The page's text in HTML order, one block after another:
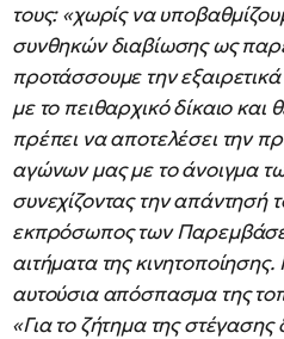
τους: «χωρίς να
συνθηκών διαβίωσης ως
προτάσσουμε την
με το πειθαρχικό δίκαιο και
πρέπει να αποτελέσει την
αγώνων μας με το άνοιγμα
συνεχίζοντας την απάντησή
εκπρόσωπος των
αιτήματα της
αυτούσια απόσπασμα της
«Για το ζήτημα της